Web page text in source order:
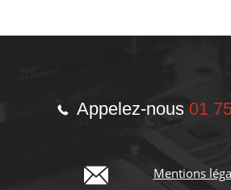
Appelez-nous 01
Mentions